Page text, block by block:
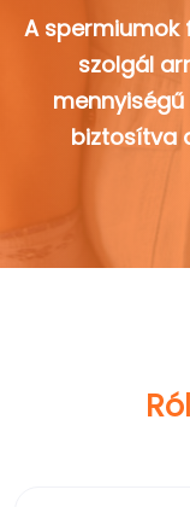
A
szolgál
biztosítva